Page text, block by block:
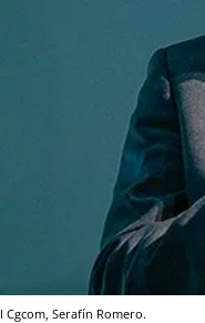
Cgcom, Serafín Romero.